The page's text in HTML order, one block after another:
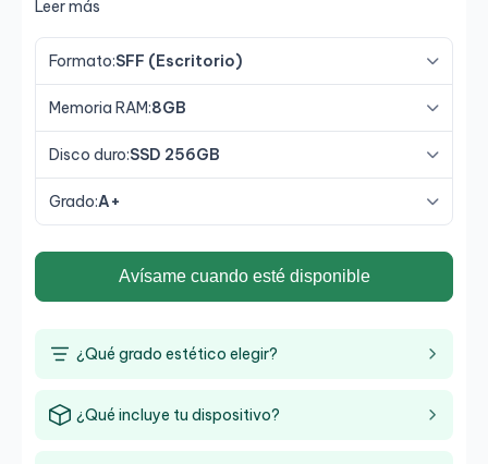
compacto
10ª generación, 8 GB de RAM y SSD de 256 GB,
proporciona una experiencia fluida en multitarea,
formato Small Form Factor permite ahorrar espacio
manteniendopotencia, fiabilidad y capacidad de
Leer más
Formato:SFF (Escritorio)
Memoria RAM:8GB
Disco duro:SSD 256GB
Grado:A+
Avísame cuando esté disponible
¿Qué grado estético elegir?
¿Qué incluye tu dispositivo?